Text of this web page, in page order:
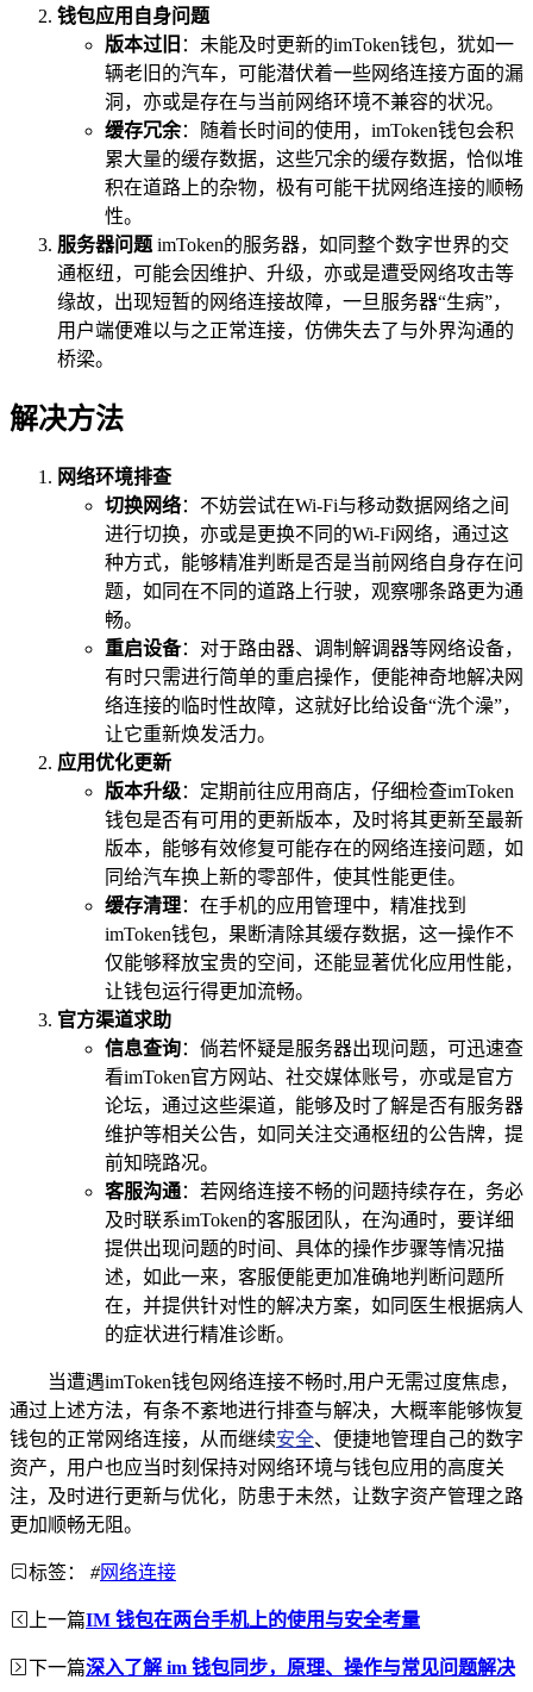
钱包应用自身问题
版本过旧 ：未能及时更新的imToken钱包，犹如一
辆老旧的汽车，可能潜伏着一些网络连接方面的漏
洞，亦或是存在与当前网络环境不兼容的状况。
缓存冗余：随着长时间的使用，imToken钱包会积
累大量的缓存数据，这些冗余的缓存数据，恰似堆
积在道路上的杂物，极有可能干扰网络连接的顺畅
性。
服务器问题 imToken的服务器，如同整个数字世界的交
通枢纽，可能会因维护、升级，亦或是遭受网络攻击等
缘故，出现短暂的网络连接故障，一旦服务器“生病”，
用户端便难以与之正常连接，仿佛失去了与外界沟通的
桥梁。
解决方法
网络环境排查
切换网络：不妨尝试在Wi-Fi与移动数据网络之间
进行切换，亦或是更换不同的Wi-Fi网络，通过这
种方式，能够精准判断是否是当前网络自身存在问
题，如同在不同的道路上行驶，观察哪条路更为通
畅。
重启设备：对于路由器、调制解调器等网络设备，
有时只需进行简单的重启操作，便能神奇地解决网
络连接的临时性故障，这就好比给设备“洗个澡”，
让它重新焕发活力。
应用优化更新
版本升级：定期前往应用商店，仔细检查imToken
钱包是否有可用的更新版本，及时将其更新至最新
版本，能够有效修复可能存在的网络连接问题，如
同给汽车换上新的零部件，使其性能更佳。
缓存清理：在手机的应用管理中，精准找到
imToken钱包，果断清除其缓存数据，这一操作不
仅能够释放宝贵的空间，还能显著优化应用性能，
让钱包运行得更加流畅。
官方渠道求助
信息查询：倘若怀疑是服务器出现问题，可迅速查
看imToken官方网站、社交媒体账号，亦或是官方
论坛，通过这些渠道，能够及时了解是否有服务器
维护等相关公告，如同关注交通枢纽的公告牌，提
前知晓路况。
客服沟通：若网络连接不畅的问题持续存在，务必
及时联系imToken的客服团队，在沟通时，要详细
提供出现问题的时间、具体的操作步骤等情况描
述，如此一来，客服便能更加准确地判断问题所
在，并提供针对性的解决方案，如同医生根据病人
的症状进行精准诊断。
当遭遇imToken钱包网络连接不畅时,用户无需过度焦虑，
通过上述方法，有条不紊地进行排查与解决，大概率能够恢复
钱包的正常网络连接，从而继续安全、便捷地管理自己的数字
资产，用户也应当时刻保持对网络环境与钱包应用的高度关
注，及时进行更新与优化，防患于未然，让数字资产管理之路
更加顺畅无阻。
标签： #网络连接
上一篇IM 钱包在两台手机上的使用与安全考量
下一篇深入了解 im 钱包同步，原理、操作与常见问题解决